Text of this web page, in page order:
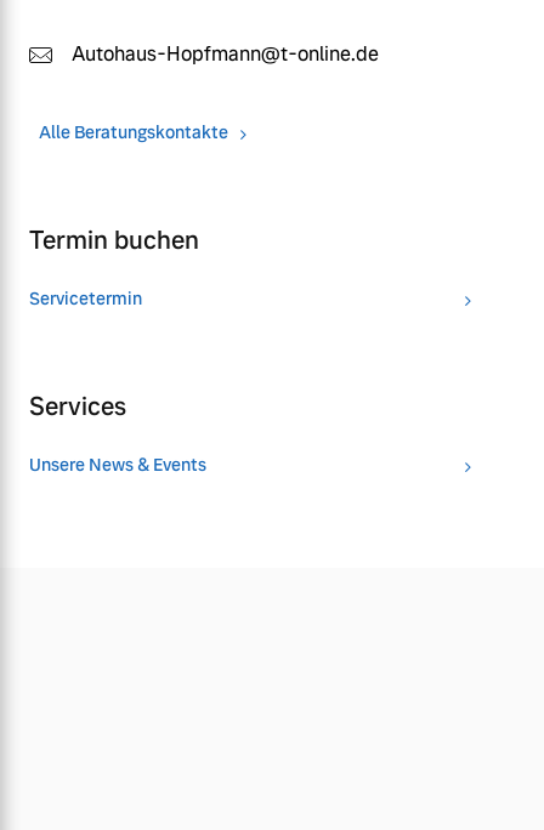
Autohaus-Hopfmann@t-online.de
Alle Beratungskontakte
Termin buchen
Servicetermin
Services
Unsere News & Events